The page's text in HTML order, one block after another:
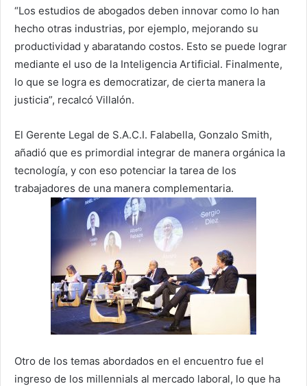
“Los estudios de abogados deben innovar como lo han
hecho otras industrias, por ejemplo, mejorando su
productividad y abaratando costos. Esto se puede lograr
mediante el uso de la Inteligencia Artificial. Finalmente,
lo que se logra es democratizar, de cierta manera la
justicia”, recalcó Villalón.
El Gerente Legal de S.A.C.I. Falabella, Gonzalo Smith,
añadió que es primordial integrar de manera orgánica la
tecnología, y con eso potenciar la tarea de los
trabajadores de una manera complementaria.
Otro de los temas abordados en el encuentro fue el
ingreso de los millennials al mercado laboral, lo que ha